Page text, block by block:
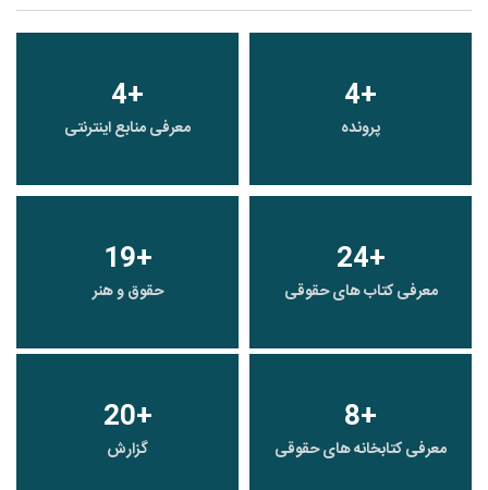
4+
معرفی منابع اینترنتی
4+
پرونده
19+
حقوق و هنر
24+
معرفی کتاب های حقوقی
20+
گزارش
8+
معرفی کتابخانه های حقوقی